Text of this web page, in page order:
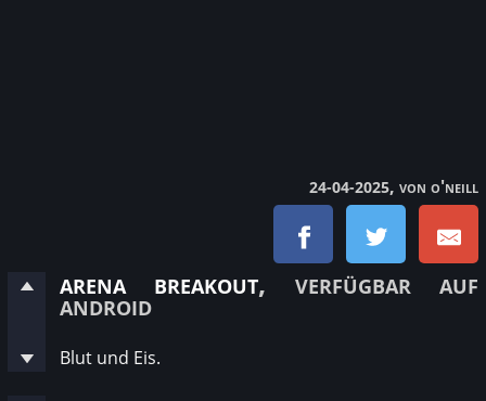
24-04-2025, von o'neill
arena breakout, verfügbar auf
android
Blut und Eis.